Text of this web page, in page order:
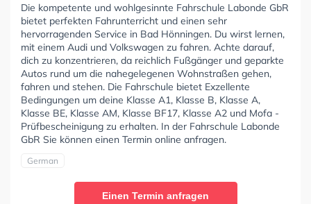
Die kompetente und wohlgesinnte Fahrschule Labonde GbR
bietet perfekten Fahrunterricht und einen sehr
hervorragenden Service in Bad Hönningen. Du wirst lernen,
mit einem Audi und Volkswagen zu fahren. Achte darauf,
dich zu konzentrieren, da reichlich Fußgänger und geparkte
Autos rund um die nahegelegenen Wohnstraßen gehen,
fahren und stehen. Die Fahrschule bietet Exzellente
Bedingungen um deine Klasse A1, Klasse B, Klasse A,
Klasse BE, Klasse AM, Klasse BF17, Klasse A2 und Mofa -
Prüfbescheinigung zu erhalten. In der Fahrschule Labonde
GbR Sie können einen Termin online anfragen.
German
Einen Termin anfragen